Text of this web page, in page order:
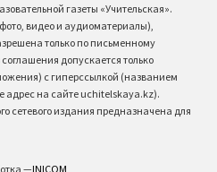
газеты «Учительская».
видео и аудиоматериалы),
только по письменному
допускается только
с гиперссылкой (названием
адрес на сайте uchitelskaya.kz).
сетевого издания предназначена для
—INICOM